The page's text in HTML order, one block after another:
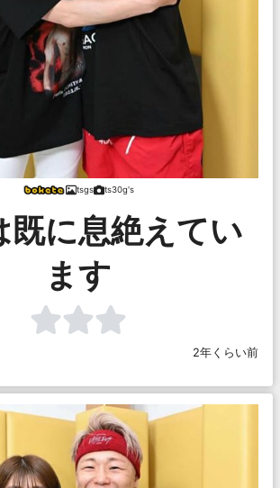
tsgs ts30g's
既に息絶えてい
ます
2年くらい前